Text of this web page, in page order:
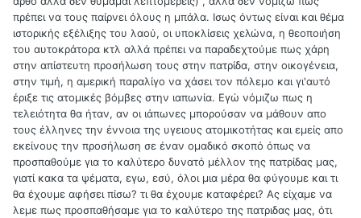
πρέπει να τους παίρνει όλους η μπάλα. Ισως όντως είναι και θέμα
ιστορικής εξέλιξης του λαού, οι υποκλίσεις χελώνα, η θεοποιήση
του αυτοκράτορα κτλ αλλά πρέπει να παραδεχτούμε πως χάρη
στην απίστευτη προσήλωση τους στην πατρίδα, στην οικογένεια,
στην τιμή, η αμερική παραλίγο να χάσει τον πόλεμο και γι'αυτό
έριξε τις ατομικές βόμβες στην ιαπωνία. Εγώ νόμιζω πως η
τελειότητα θα ήταν, αν οι ιάπωνες μπορούσαν να μάθουν απο
τους έλληνες την έννοια της υγειους ατομικοτήτας και εμείς απο
εκείνους την προσήλωση σε έναν ομαδικό σκοπό όπως να
προσπαθούμε για το καλύτερο δυνατό μέλλον της πατρίδας μας,
γιατί κακα τα ψέματα, εγω, εσύ, όλοι μια μέρα θα φύγουμε και τι
θα έχουμε αφήσει πίσω? τι θα έχουμε καταφέρει? Ας είχαμε να
λεμε πως προσπαθήσαμε για το καλύτερο της πατριδας μας, ότι